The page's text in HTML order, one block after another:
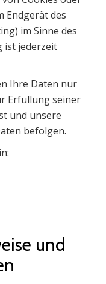
Endgerät des
im Sinne des
ist jederzeit
Ihre Daten nur
Erfüllung seiner
und unsere
befolgen.
und